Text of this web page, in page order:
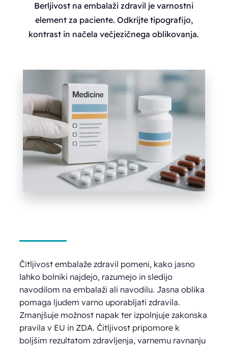
Berljivost na embalaži zdravil je varnostni
element za paciente. Odkrijte tipografijo,
kontrast in načela večjezičnega oblikovanja.
Čitljivost embalaže zdravil pomeni, kako jasno
lahko bolniki najdejo, razumejo in sledijo
navodilom na embalaži ali navodilu. Jasna oblika
pomaga ljudem varno uporabljati zdravila.
Zmanjšuje možnost napak ter izpolnjuje zakonska
pravila v EU in ZDA. Čitljivost pripomore k
boljšim rezultatom zdravljenja, varnemu ravnanju